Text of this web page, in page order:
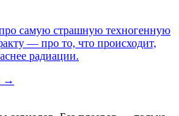
самую страшную техногенную
— про то, что происходит,
радиации.
→